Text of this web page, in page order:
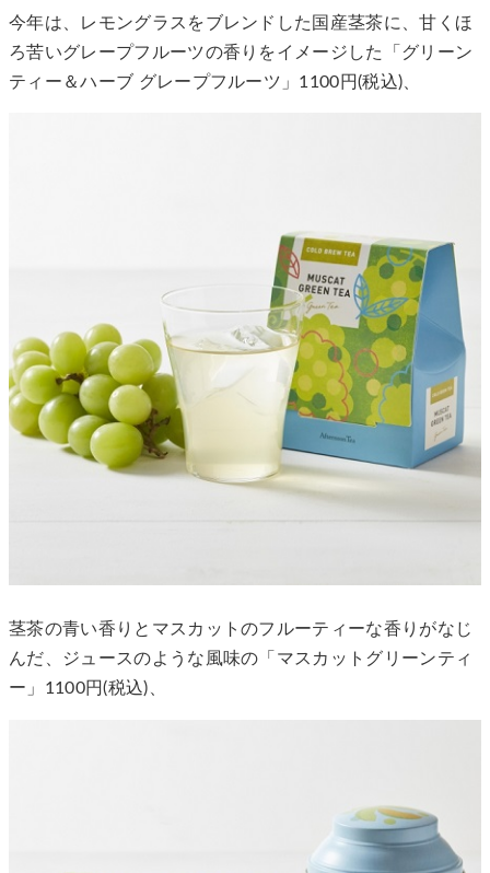
今年は、レモングラスをブレンドした国産茎茶に、甘くほ
ろ苦いグレープフルーツの香りをイメージした「グリーン
ティー＆ハーブ グレープフルーツ」1100円(税込)、
茎茶の青い香りとマスカットのフルーティーな香りがなじ
んだ、ジュースのような風味の「マスカットグリーンティ
ー」1100円(税込)、